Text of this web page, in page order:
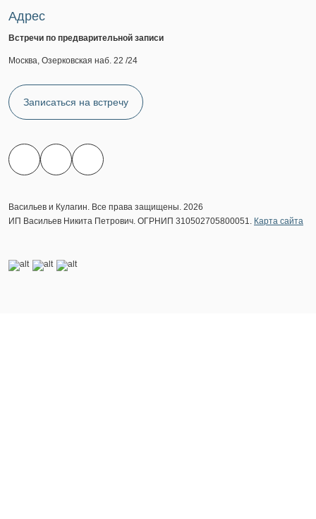
Адрес
Встречи по предварительной записи
Москва, Озерковская наб. 22 /24
Записаться на встречу
Васильев и Кулагин. Все права защищены. 2026
ИП Васильев Никита Петрович. ОГРНИП 310502705800051. Карта сайта